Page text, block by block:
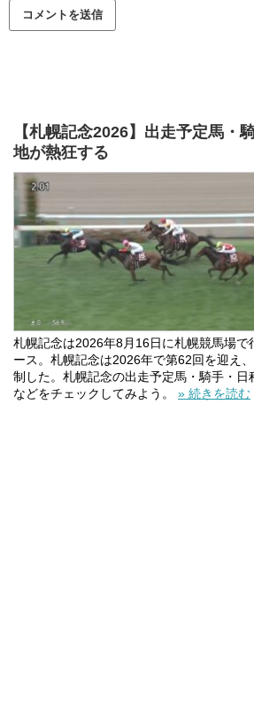
【札幌記念2026】出走予定馬・
地が熱狂する
札幌記念は2026年8月16日に札幌競馬場で
ース。札幌記念は2026年で第62回を迎え
制した。札幌記念の出走予定馬・騎手・日
などをチェックしてみよう。 » 続きを読む